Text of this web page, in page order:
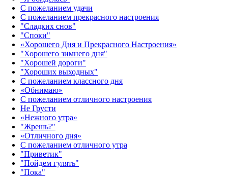
С пожеланием удачи
С пожеланием прекрасного настроения
"Сладких снов"
"Споки"
«Хорошего Дня и Прекрасного Настроения»
"Хорошего зимнего дня"
"Хорошей дороги"
"Хороших выходных"
С пожеланием классного дня
«Обнимаю»
С пожеланием отличного настроения
Не Грусти
«Нежного утра»‎
"Жрешь?"
«Отличного дня»‎
С пожеланием отличного утра
"Приветик"
"Пойдем гулять"
"Пока"